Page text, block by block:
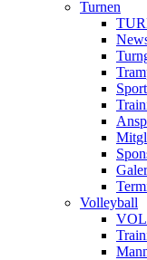
Turnen
Volleyball